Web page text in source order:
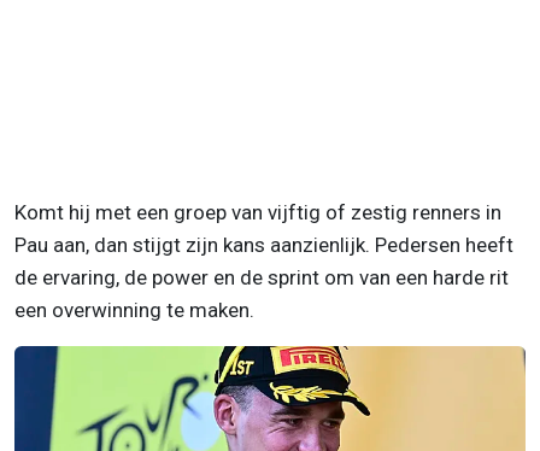
Komt hij met een groep van vijftig of zestig renners in
Pau aan, dan stijgt zijn kans aanzienlijk. Pedersen heeft
de ervaring, de power en de sprint om van een harde rit
een overwinning te maken.